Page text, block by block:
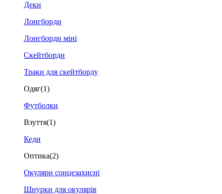
Деки
Лонгборди
Лонгборди міні
Скейтборди
Траки для скейтборду
Одяг(1)
Футболки
Взуття(1)
Кеди
Оптика(2)
Окуляри сонцезахисні
Шнурки для окулярів